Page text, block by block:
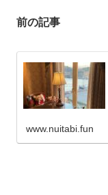
前の記事
www.nuitabi.fun